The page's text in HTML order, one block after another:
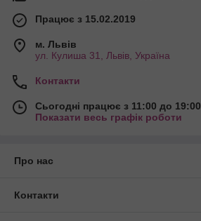
Працює з 15.02.2019
м. Львів
ул. Кулиша 31, Львів, Україна
Контакти
Сьогодні працює з 11:00 до 19:00
Показати весь графік роботи
Про нас
Контакти